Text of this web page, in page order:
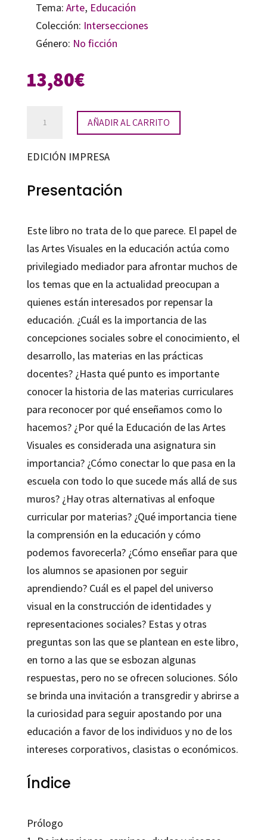
Tema: Arte, Educación
Colección: Intersecciones
Género: No ficción
13,80€
cultura
cantidad
AÑADIR AL CARRITO
EDICIÓN IMPRESA
Presentación
Este libro no trata de lo que parece. El papel de
las Artes Visuales en la educación actúa como
privilegiado mediador para afrontar muchos de
los temas que en la actualidad preocupan a
quienes están interesados por repensar la
educación. ¿Cuál es la importancia de las
concepciones sociales sobre el conocimiento, el
desarrollo, las materias en las prácticas
docentes? ¿Hasta qué punto es importante
conocer la historia de las materias curriculares
para reconocer por qué enseñamos como lo
hacemos? ¿Por qué la Educación de las Artes
Visuales es considerada una asignatura sin
importancia? ¿Cómo conectar lo que pasa en la
escuela con todo lo que sucede más allá de sus
muros? ¿Hay otras alternativas al enfoque
curricular por materias? ¿Qué importancia tiene
la comprensión en la educación y cómo
podemos favorecerla? ¿Cómo enseñar para que
los alumnos se apasionen por seguir
aprendiendo? Cuál es el papel del universo
visual en la construcción de identidades y
representaciones sociales? Estas y otras
preguntas son las que se plantean en este libro,
en torno a las que se esbozan algunas
respuestas, pero no se ofrecen soluciones. Sólo
se brinda una invitación a transgredir y abrirse a
la curiosidad para seguir apostando por una
educación a favor de los individuos y no de los
intereses corporativos, clasistas o económicos.
Índice
Prólogo